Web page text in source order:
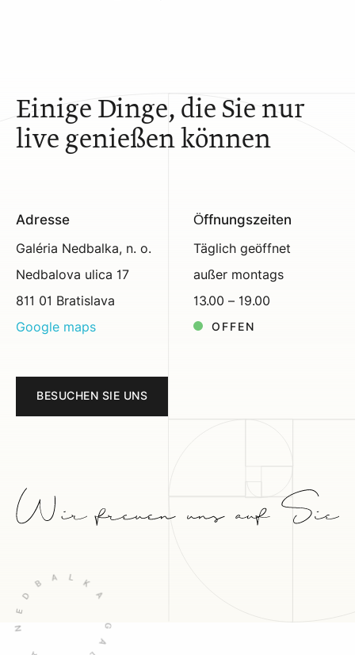
Einige Dinge, die Sie nur
live genießen können
Adresse
Galéria Nedbalka, n. o.
Nedbalova ulica 17
811 01 Bratislava
Google maps
Öffnungszeiten
Täglich geöffnet
außer montags
13.00 – 19.00
OFFEN
BESUCHEN SIE UNS